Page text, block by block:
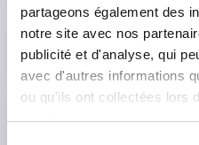
partageons également des
notre site avec nos
publicité et d'analyse, qui
avec d'autres informations
ou qu'ils ont collectées lors
services.
possible.
Structure de sécurité
déclenchement à 2
structure de protection